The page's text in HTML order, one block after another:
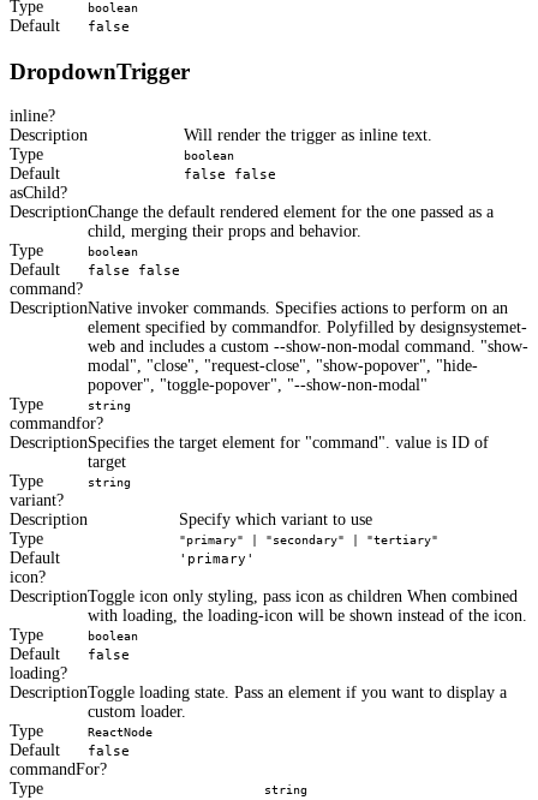
Type boolean
Default false
DropdownTrigger
inline
Description
Will render the trigger as inline text.
Type
boolean
Default false false
asChild
DescriptionChange the default rendered element for the one passed as a
child, merging their props and behavior.
Type
boolean
Default false false
command
DescriptionNative invoker commands. Specifies actions to perform on an
element specified by commandfor. Polyfilled by designsystemet-
web and includes a custom --show-non-modal command. "show-
modal", "close", "request-close", "show-popover", "hide-
popover", "toggle-popover", "--show-non-modal"
Type
string
commandfor
DescriptionSpecifies the target element for "command". value is ID of
target
Type
string
variant
Description
Specify which variant to use
Type
"primary" | "secondary" | "tertiary"
Default 'primary'
icon
DescriptionToggle icon only styling, pass icon as children When combined
with loading, the loading-icon will be shown instead of the icon.
Type
boolean
Default false
loading
DescriptionToggle loading state. Pass an element if you want to display a
custom loader.
Type
ReactNode
Default false
commandFor
Type
string